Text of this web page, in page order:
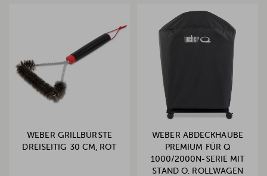
WEBER GRILLBÜRSTE
DREISEITIG 30 CM, ROT
WEBER ABDECKHAUBE
PREMIUM FÜR Q
1000/2000N-SERIE MIT
STAND O. ROLLWAGEN